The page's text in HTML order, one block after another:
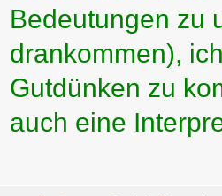
Bedeutungen zu
drankommen),
Gutdünken zu
auch eine